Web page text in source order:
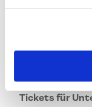
Tickets für